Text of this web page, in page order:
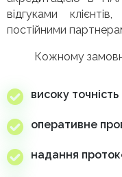
відгуками
постійними
Кожному
високу
оперативне
надання